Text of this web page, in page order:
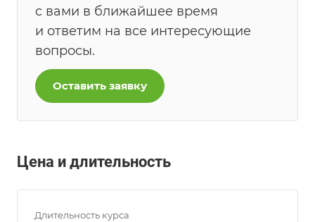
с вами в ближайшее время
и ответим на все интересующие
вопросы.
Оставить заявку
Цена и длительность
Длительность курса